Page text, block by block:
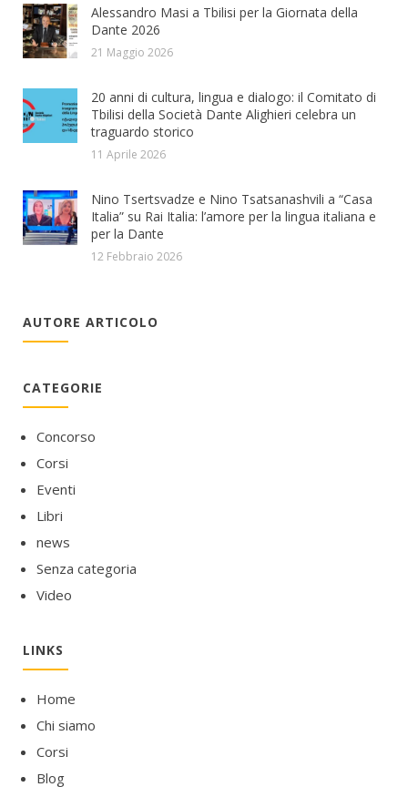
Alessandro Masi a Tbilisi per la Giornata della
Dante 2026
21 Maggio 2026
20 anni di cultura, lingua e dialogo: il Comitato di
Tbilisi della Società Dante Alighieri celebra un
traguardo storico
11 Aprile 2026
Nino Tsertsvadze e Nino Tsatsanashvili a “Casa
Italia” su Rai Italia: l’amore per la lingua italiana e
per la Dante
12 Febbraio 2026
AUTORE ARTICOLO
CATEGORIE
Concorso
Corsi
Eventi
Libri
news
Senza categoria
Video
LINKS
Home
Chi siamo
Corsi
Blog